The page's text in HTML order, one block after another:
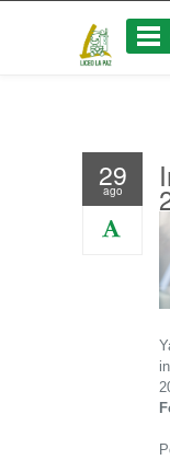
29
ago